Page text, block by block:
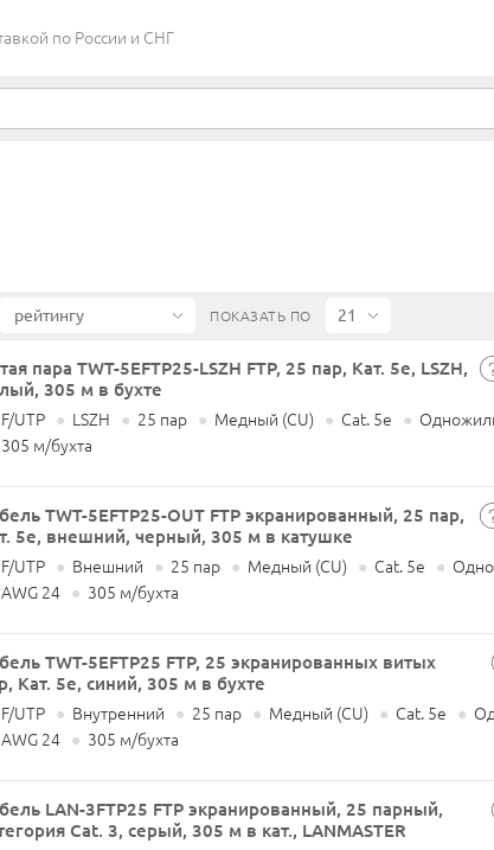
по России и СНГ
ПОКАЗАТЬ ПО
пара TWT-5EFTP25-LSZH FTP, 25 пар, Кат. 5e, LSZH,
305 м в бухте
F/UTP ● LSZH ● 25 пар ● Медный (CU) ● Cat. 5e ●
305 м/бухта
TWT-5EFTP25-OUT FTP экранированный, 25 пар,
5e, внешний, черный, 305 м в катушке
F/UTP ● Внешний ● 25 пар ● Медный (CU) ● Cat. 5e ●
AWG 24 ● 305 м/бухта
TWT-5EFTP25 FTP, 25 экранированных витых
Кат. 5e, синий, 305 м в бухте
F/UTP ● Внутренний ● 25 пар ● Медный (CU) ● Cat. 5e ●
AWG 24 ● 305 м/бухта
LAN-3FTP25 FTP экранированный, 25 парный,
Cat. 3, серый, 305 м в кат., LANMASTER